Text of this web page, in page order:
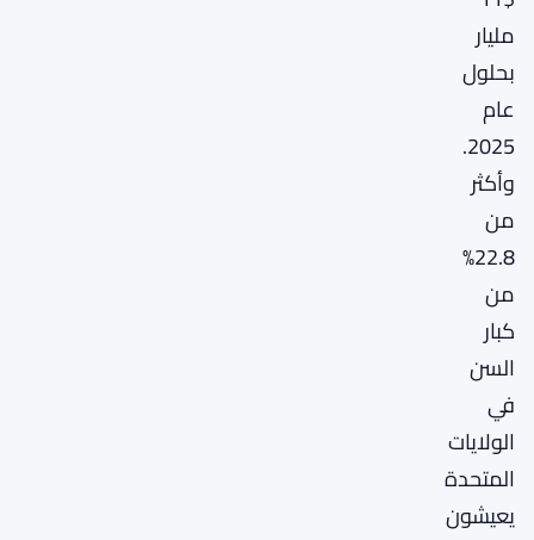
مليار
بحلول
عام
2025.
وأكثر
من
22.8%
من
كبار
السن
في
الولايات
المتحدة
يعيشون